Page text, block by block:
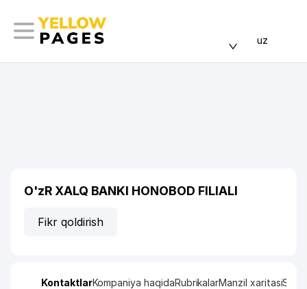
uz
O'zR XALQ BANKI HONOBOD FILIALI
Fikr qoldirish
KontaktlarKompaniya haqidaRubrikalarManzil xaritasi